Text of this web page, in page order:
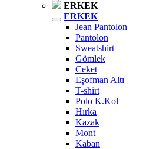
ERKEK
ERKEK
Jean Pantolon
Pantolon
Sweatshirt
Gömlek
Ceket
Eşofman Altı
T-shirt
Polo K.Kol
Hırka
Kazak
Mont
Kaban